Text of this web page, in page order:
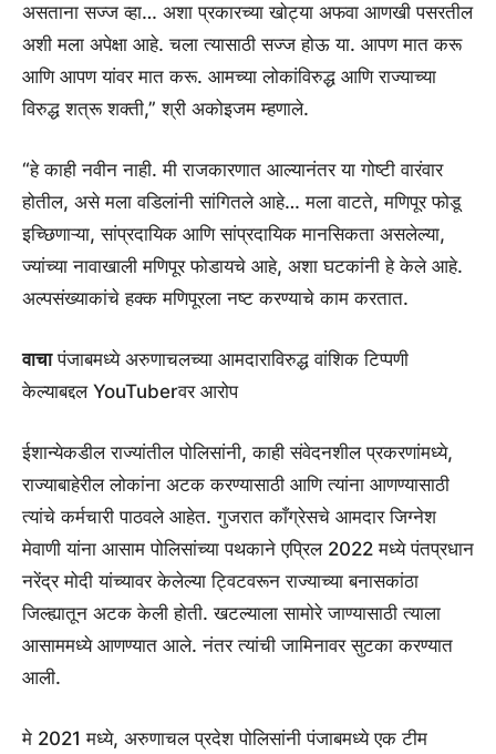
असताना सज्ज व्हा… अशा प्रकारच्या खोट्या अफवा आणखी पसरतील
अशी मला अपेक्षा आहे. चला त्यासाठी सज्ज होऊ या. आपण मात करू
आणि आपण यांवर मात करू. आमच्या लोकांविरुद्ध आणि राज्याच्या
विरुद्ध शत्रू शक्ती,” श्री अकोइजम म्हणाले.
“हे काही नवीन नाही. मी राजकारणात आल्यानंतर या गोष्टी वारंवार
होतील, असे मला वडिलांनी सांगितले आहे… मला वाटते, मणिपूर फोडू
इच्छिणाऱ्या, सांप्रदायिक आणि सांप्रदायिक मानसिकता असलेल्या,
ज्यांच्या नावाखाली मणिपूर फोडायचे आहे, अशा घटकांनी हे केले आहे.
अल्पसंख्याकांचे हक्क मणिपूरला नष्ट करण्याचे काम करतात.
वाचापंजाबमध्ये अरुणाचलच्या आमदाराविरुद्ध वांशिक टिप्पणी
केल्याबद्दल YouTuberवर आरोप
ईशान्येकडील राज्यांतील पोलिसांनी, काही संवेदनशील प्रकरणांमध्ये,
राज्याबाहेरील लोकांना अटक करण्यासाठी आणि त्यांना आणण्यासाठी
त्यांचे कर्मचारी पाठवले आहेत. गुजरात काँग्रेसचे आमदार जिग्नेश
मेवाणी यांना आसाम पोलिसांच्या पथकाने एप्रिल 2022 मध्ये पंतप्रधान
नरेंद्र मोदी यांच्यावर केलेल्या ट्विटवरून राज्याच्या बनासकांठा
जिल्ह्यातून अटक केली होती. खटल्याला सामोरे जाण्यासाठी त्याला
आसाममध्ये आणण्यात आले. नंतर त्यांची जामिनावर सुटका करण्यात
आली.
मे 2021 मध्ये, अरुणाचल प्रदेश पोलिसांनी पंजाबमध्ये एक टीम